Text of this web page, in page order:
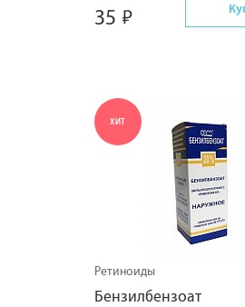
35
ХИТ
Ретиноиды
Бензилбензоат